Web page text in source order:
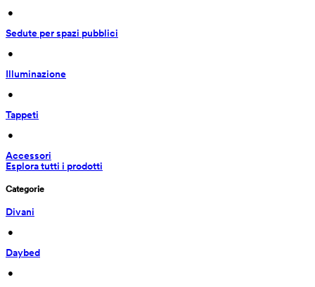
•
Sedute per spazi pubblici
•
Illuminazione
•
Tappeti
•
Accessori
Esplora tutti i prodotti
Categorie
Divani
•
Daybed
•